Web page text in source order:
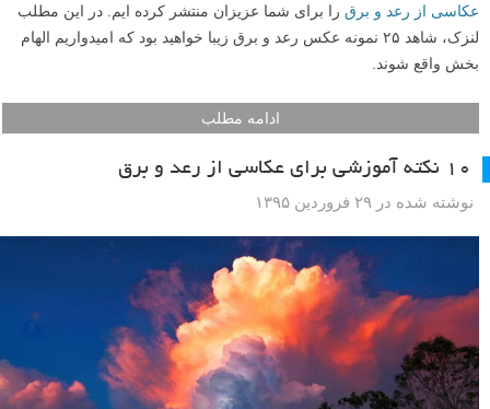
عکاسی از رعد و برق را برای شما عزیزان منتشر کرده ایم. در این مطلب
لنزک، شاهد ۲۵ نمونه عکس رعد و برق زیبا خواهید بود که امیدواریم الهام
بخش واقع شوند.
ادامه مطلب
۱۰ نکته آموزشی برای عکاسی از رعد و برق
نوشته شده در ۲۹ فروردین ۱۳۹۵